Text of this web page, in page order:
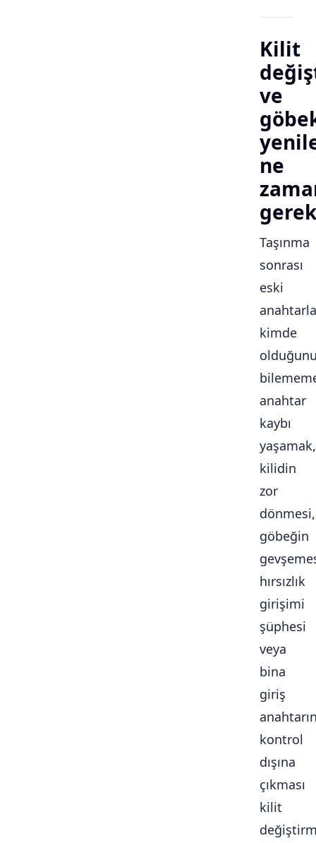
Kilit
ve
ne
Taşınma
sonrası
eski
kimde
anahtar
kaybı
yaşamak,
kilidin
zor
dönmesi,
göbeğin
hırsızlık
girişimi
şüphesi
veya
bina
giriş
kontrol
dışına
çıkması
kilit